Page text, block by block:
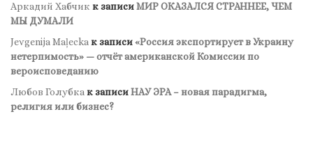
Аркадий Хабчик к записиМИР ОКАЗАЛСЯ СТРАННЕЕ, ЧЕМ
МЫ ДУМАЛИ
Jevgenija Maļecka к записи«Россия экспортирует в Украину
нетерпимость» — отчёт американской Комиссии по
вероисповеданию
Любов Голубка к записиНАУ ЭРА – новая парадигма,
религия или бизнес?